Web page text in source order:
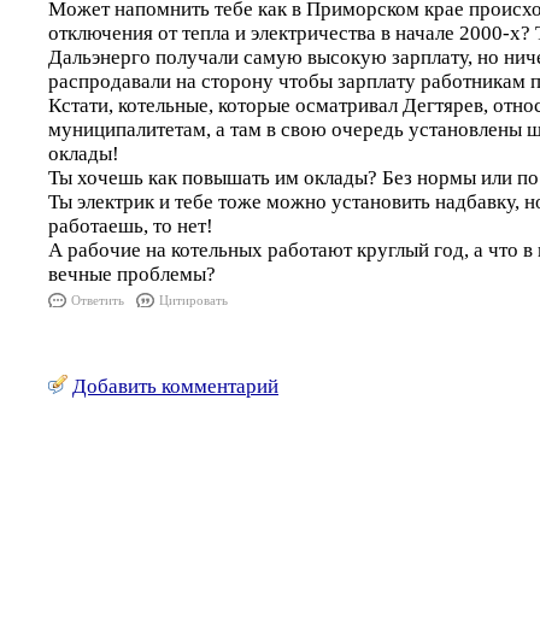
Может напомнить тебе как в Приморском крае
отключения от тепла и электричества в начале 2000-х?
Дальэнерго получали самую высокую зарплату, но
распродавали на сторону чтобы зарплату работникам
Кстати, котельные, которые осматривал Дегтярев,
муниципалитетам, а там в свою очередь установлены
оклады!
Ты хочешь как повышать им оклады? Без нормы или
Ты электрик и тебе тоже можно установить надбавку,
работаешь, то нет!
А рабочие на котельных работают круглый год, а что в
вечные проблемы?
Ответить Цитировать
Добавить комментарий